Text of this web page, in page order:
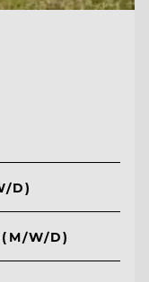
D)
W/D)